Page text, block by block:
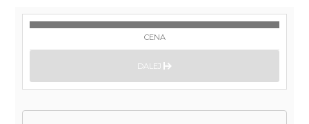
CENA
DALEJ